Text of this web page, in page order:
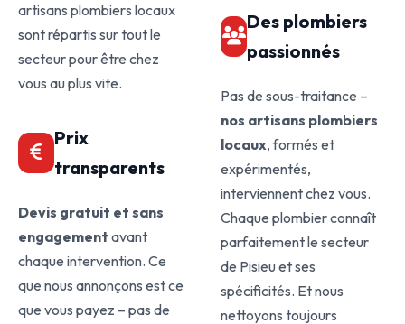
artisans plombiers locaux
sont répartis sur tout le
secteur pour être chez
vous au plus vite.
Prix
transparents
Devis gratuit et sans
engagement avant
chaque intervention. Ce
que nous annonçons est ce
que vous payez – pas de
Des plombiers
passionnés
Pas de sous-traitance –
nos artisans plombiers
locaux, formés et
expérimentés,
interviennent chez vous.
Chaque plombier connaît
parfaitement le secteur
de Pisieu et ses
spécificités. Et nous
nettoyons toujours